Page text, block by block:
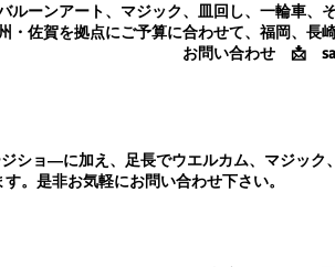
ルーンアート、マジック、皿回し、一輪車、
・佐賀を拠点にご予算に合わせて、福岡、長
合わせ 📩
ショ―に加え、足長でウエルカム、マジック
。 是非お気軽にお問い合わせ下さい。